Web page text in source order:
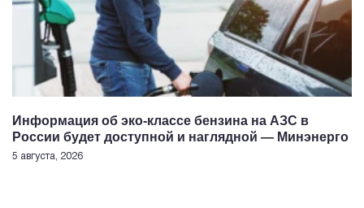
Информация об эко-классе бензина на АЗС в
России будет доступной и наглядной — Минэнерго
5 августа, 2026